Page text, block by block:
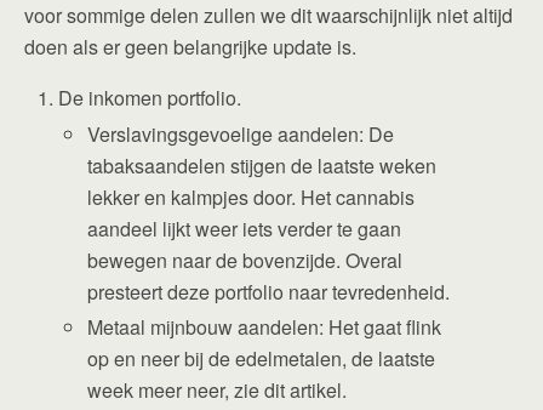
voor sommige delen zullen we dit waarschijnlijk niet altijd
doen als er geen belangrijke update is.
De inkomen portfolio.
Verslavingsgevoelige aandelen: De
tabaksaandelen stijgen de laatste weken
lekker en kalmpjes door. Het cannabis
aandeel lijkt weer iets verder te gaan
bewegen naar de bovenzijde. Overal
presteert deze portfolio naar tevredenheid.
Metaal mijnbouw aandelen: Het gaat flink
op en neer bij de edelmetalen, de laatste
week meer neer, zie dit artikel.